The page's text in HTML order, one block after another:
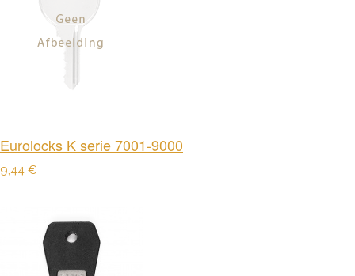
Eurolocks K serie 7001-9000
9,44 €